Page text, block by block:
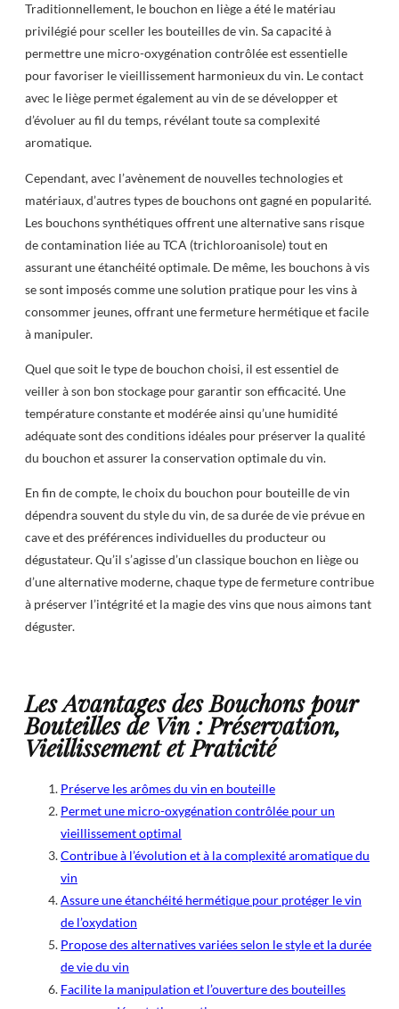
Traditionnellement, le bouchon en liège a été le matériau
privilégié pour sceller les bouteilles de vin. Sa capacité à
permettre une micro-oxygénation contrôlée est essentielle
pour favoriser le vieillissement harmonieux du vin. Le contact
avec le liège permet également au vin de se développer et
d’évoluer au fil du temps, révélant toute sa complexité
aromatique.
Cependant, avec l’avènement de nouvelles technologies et
matériaux, d’autres types de bouchons ont gagné en popularité.
Les bouchons synthétiques offrent une alternative sans risque
de contamination liée au TCA (trichloroanisole) tout en
assurant une étanchéité optimale. De même, les bouchons à vis
se sont imposés comme une solution pratique pour les vins à
consommer jeunes, offrant une fermeture hermétique et facile
à manipuler.
Quel que soit le type de bouchon choisi, il est essentiel de
veiller à son bon stockage pour garantir son efficacité. Une
température constante et modérée ainsi qu’une humidité
adéquate sont des conditions idéales pour préserver la qualité
du bouchon et assurer la conservation optimale du vin.
En fin de compte, le choix du bouchon pour bouteille de vin
dépendra souvent du style du vin, de sa durée de vie prévue en
cave et des préférences individuelles du producteur ou
dégustateur. Qu’il s’agisse d’un classique bouchon en liège ou
d’une alternative moderne, chaque type de fermeture contribue
à préserver l’intégrité et la magie des vins que nous aimons tant
déguster.
Les Avantages des Bouchons pour
Bouteilles de Vin : Préservation,
Vieillissement et Praticité
Préserve les arômes du vin en bouteille
Permet une micro-oxygénation contrôlée pour un
vieillissement optimal
Contribue à l’évolution et à la complexité aromatique du
vin
Assure une étanchéité hermétique pour protéger le vin
de l’oxydation
Propose des alternatives variées selon le style et la durée
de vie du vin
Facilite la manipulation et l’ouverture des bouteilles